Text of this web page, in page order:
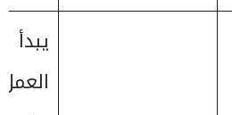
يبدأ
العمل